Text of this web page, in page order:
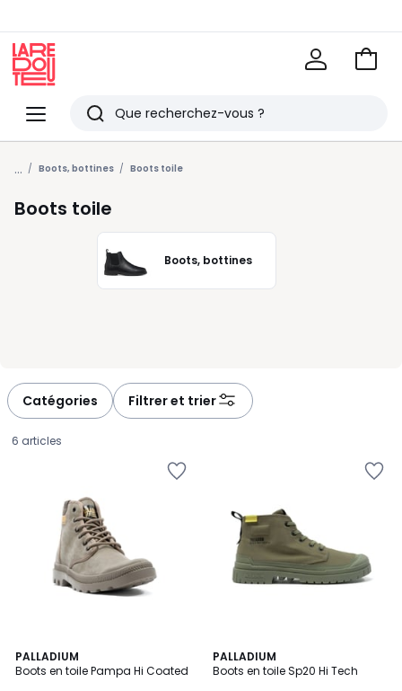
Menu
Redoute
Rechercher
Derniers
articles
vus
Voir
... Boots, bottines Boots toile
Boots toile
Boots, bottines
Catégories Filtrer et trier
6 articles
PALLADIUM
Boots en toile Pampa Hi Coated
2
Couleurs
PALLADIUM
Boots en toile Sp20 Hi Tech